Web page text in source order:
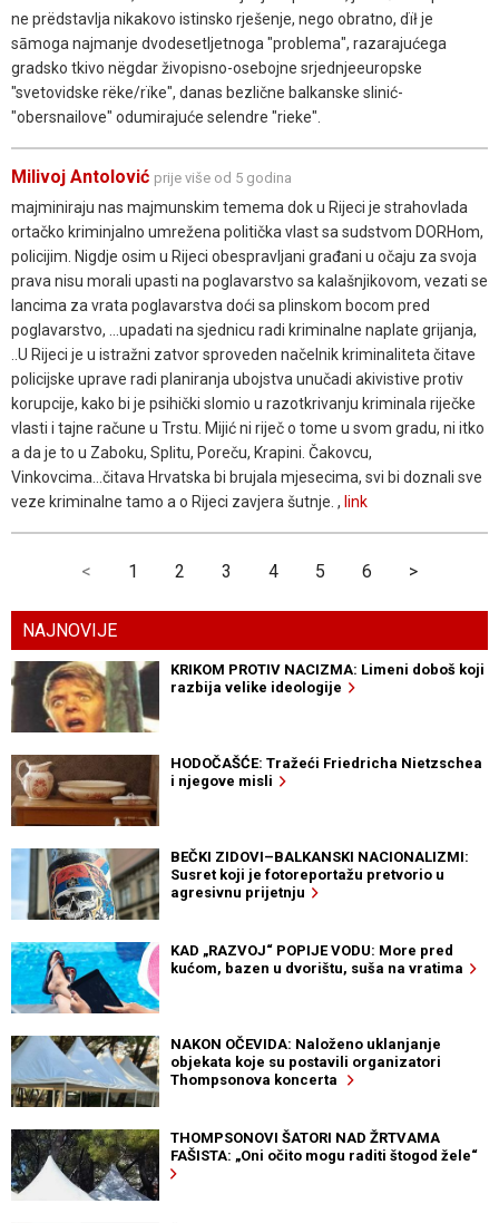
ne prëdstavlja nikakovo istinsko rješenje, nego obratno, dïł je
sāmoga najmanje dvodesetljetnoga "problema", razarajućega
gradsko tkivo nëgdar živopisno-osebojne srjednjeeuropske
"svetovidske rëke/rïke", danas bezlične balkanske slinić-
"obersnailove" odumirajuće selendre "rieke".
Milivoj Antolović prije više od 5 godina
majminiraju nas majmunskim temema dok u Rijeci je strahovlada
ortačko kriminjalno umrežena politička vlast sa sudstvom DORHom,
policijim. Nigdje osim u Rijeci obespravljani građani u očaju za svoja
prava nisu morali upasti na poglavarstvo sa kalašnjikovom, vezati se
lancima za vrata poglavarstva doći sa plinskom bocom pred
poglavarstvo, ...upadati na sjednicu radi kriminalne naplate grijanja,
..U Rijeci je u istražni zatvor sproveden načelnik kriminaliteta čitave
policijske uprave radi planiranja ubojstva unučadi akivistive protiv
korupcije, kako bi je psihički slomio u razotkrivanju kriminala riječke
vlasti i tajne račune u Trstu. Mijić ni riječ o tome u svom gradu, ni itko
a da je to u Zaboku, Splitu, Poreču, Krapini. Čakovcu,
Vinkovcima...čitava Hrvatska bi brujala mjesecima, svi bi doznali sve
veze kriminalne tamo a o Rijeci zavjera šutnje. , link
< 1 2 3 4 5 6 >
NAJNOVIJE
KRIKOM PROTIV NACIZMA: Limeni doboš koji
razbija velike ideologije
HODOČAŠĆE: Tražeći Friedricha Nietzschea
i njegove misli
BEČKI ZIDOVI–BALKANSKI NACIONALIZMI:
Susret koji je fotoreportažu pretvorio u
agresivnu prijetnju
KAD „RAZVOJ“ POPIJE VODU: More pred
kućom, bazen u dvorištu, suša na vratima
NAKON OČEVIDA: Naloženo uklanjanje
objekata koje su postavili organizatori
Thompsonova koncerta
THOMPSONOVI ŠATORI NAD ŽRTVAMA
FAŠISTA: „Oni očito mogu raditi štogod žele“